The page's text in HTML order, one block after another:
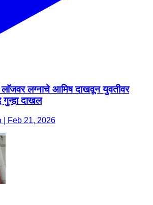
लाॅजवर लग्नाचे आमिष दाखवून युवतीवर
गुन्हा दाखल
| Feb 21, 2026